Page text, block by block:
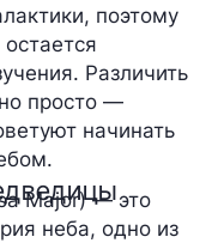
поэтому
Различить
просто —
начинать
Major) — это
неба, одно из